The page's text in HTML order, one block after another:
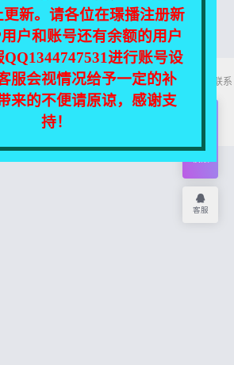
】
 0  15
仅供个人欣赏交流，如不慎侵犯了您的权益，请联系
我们，我们将尽快处理！
© 2026 舞主播
更新。请各位在璟播注册新
户和账号还有余额的用户
进行账号设
服会视情况给予一定的补
来的不便请原谅，感谢支
持！
会员
客服